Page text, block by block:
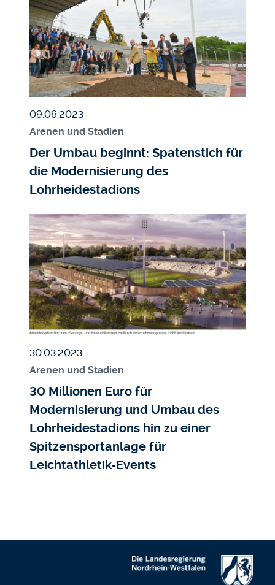
Veröffentlicht am
09.06.2023
Arenen und Stadien
Der Umbau beginnt: Spatenstich für
die Modernisierung des
Lohrheidestadions
Bild
Veröffentlicht am
30.03.2023
Arenen und Stadien
30 Millionen Euro für
Modernisierung und Umbau des
Lohrheidestadions hin zu einer
Spitzensportanlage für
Leichtathletik-Events